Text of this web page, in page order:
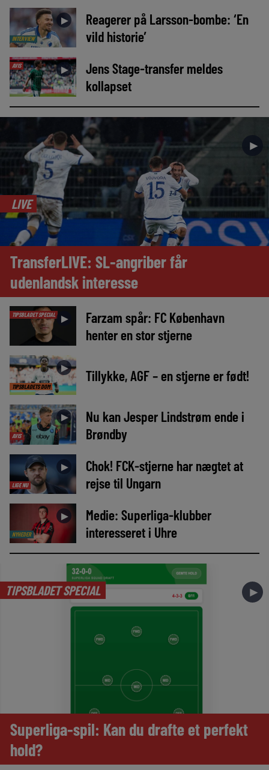
INTERVIEW
►
Reagerer på Larsson-bombe: ‘En
vild historie’
AVIS ►
Jens Stage-transfer meldes
kollapset
►
LIVE
TransferLIVE: SL-angriber får
udenlandsk interesse
TIPSBLADET SPECIAL ►
Farzam spår: FC København
henter en stor stjerne
TIPSBLADETS DOM
► Tillykke, AGF – en stjerne er født!
AVIS
►
Nu kan Jesper Lindstrøm ende i
Brøndby
LIGE NU
►
Chok! FCK-stjerne har nægtet at
rejse til Ungarn
NYHEDER
►
Medie: Superliga-klubber
interesseret i Uhre
TIPSBLADET SPECIAL ►
Superliga-spil: Kan du drafte et perfekt
hold?